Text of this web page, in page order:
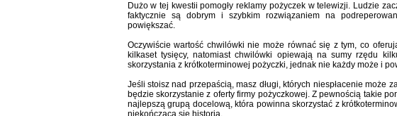
Dużo w tej kwestii pomogły reklamy pożyczek w telewizji. Ludzie
faktycznie są dobrym i szybkim rozwiązaniem na
powiększać.
Oczywiście wartość chwilówki nie może równać się z tym, co
kilkaset tysięcy, natomiast chwilówki opiewają na sumy rzędu
skorzystania z krótkoterminowej pożyczki, jednak nie każdy może i
Jeśli stoisz nad przepaścią, masz długi, których niespłacenie może
będzie skorzystanie z oferty firmy pożyczkowej. Z pewnością takie
najlepszą grupą docelową, która powinna skorzystać z
niekończąca się historia.